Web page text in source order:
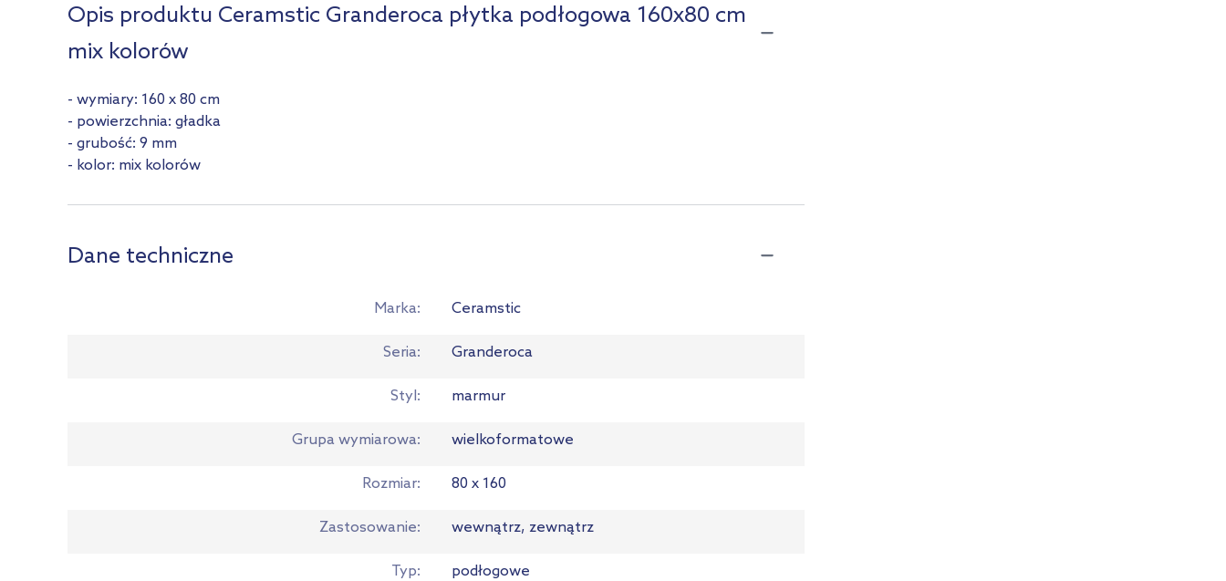
Opis produktu Ceramstic Granderoca płytka podłogowa 160x80 cm
mix kolorów
- wymiary: 160 x 80 cm
- powierzchnia: gładka
- grubość: 9 mm
- kolor: mix kolorów
Dane techniczne
Marka Ceramstic
Seria Granderoca
Styl marmur
Grupa wymiarowa wielkoformatowe
Rozmiar 80 x 160
Zastosowanie wewnątrz, zewnątrz
Typ podłogowe